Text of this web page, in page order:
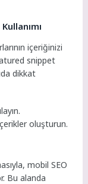
içeriğinizi
snippet
dikkat
oluşturun.
mobil SEO
Bu alanda